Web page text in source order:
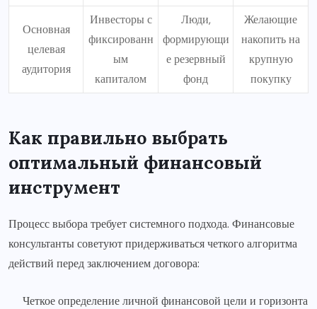
Основная
целевая
аудитория
Инвесторы с
фиксированн
ым
капиталом
Люди,
формирующи
е резервный
фонд
Желающие
накопить на
крупную
покупку
Как правильно выбрать
оптимальный финансовый
инструмент
Процесс выбора требует системного подхода. Финансовые
консультанты советуют придерживаться четкого алгоритма
действий перед заключением договора:
Четкое определение личной финансовой цели и горизонта